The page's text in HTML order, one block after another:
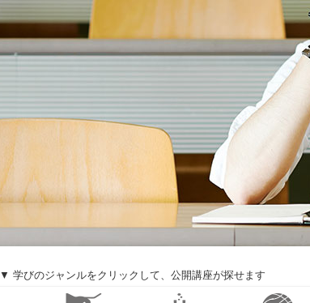
▼ 学びのジャンルをクリックして、公開講座が探せます